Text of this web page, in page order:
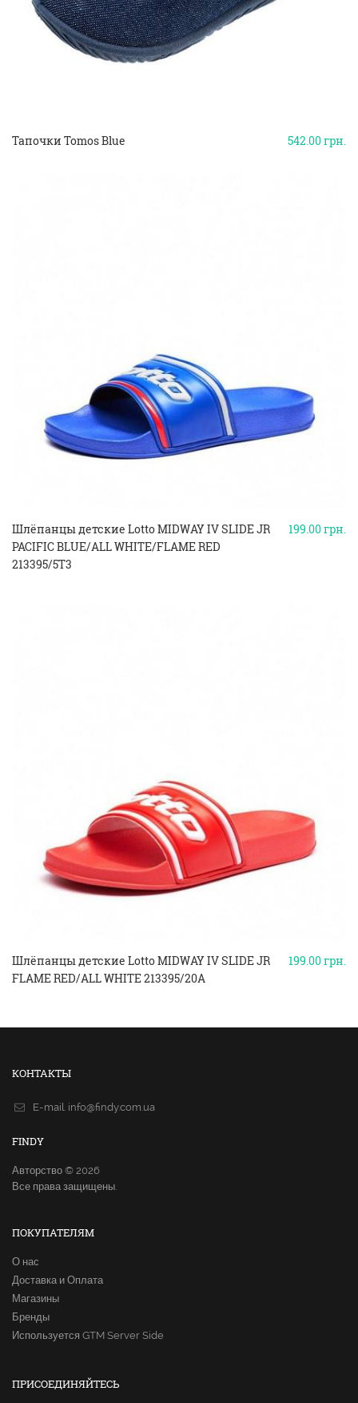
542.00грн.
Тапочки Tomos Blue
199.00грн.
Шлёпанцы детские Lotto MIDWAY IV SLIDE JR
PACIFIC BLUE/ALL WHITE/FLAME RED
213395/5T3
199.00грн.
Шлёпанцы детские Lotto MIDWAY IV SLIDE JR
FLAME RED/ALL WHITE 213395/20A
КОНТАКТЫ
E-mail. info@findy.com.ua
FINDY
Авторство © 2026
Все права защищены.
ПОКУПАТЕЛЯМ
О нас
Доставка и Оплата
Магазины
Бренды
Используется GTM Server Side
ПРИСОЕДИНЯЙТЕСЬ